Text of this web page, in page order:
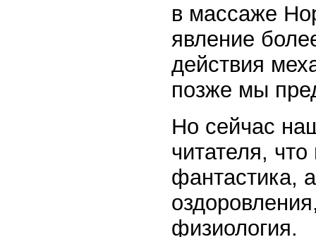
в массаже
явление
действия
позже мы
Но сейчас
читателя,
фантастика,
физиология.